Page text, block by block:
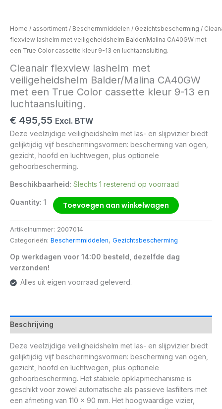
Home / assortiment / Beschermmiddelen / Gezichtsbescherming /
flexview lashelm met veiligeheidshelm Balder/Malina CA40GW met
een True Color cassette kleur 9-13 en luchtaansluiting.
Cleanair flexview lashelm met
veiligeheidshelm Balder/Malina CA40GW
met een True Color cassette kleur 9-13 en
luchtaansluiting.
€ 495,55 Excl. BTW
Deze veelzijdige veiligheidshelm met las- en slijpvizier biedt
gelijktijdig vijf beschermingsvormen: bescherming van ogen,
gezicht, hoofd en luchtwegen, plus optionele
gehoorbescherming.
Beschikbaarheid: Slechts 1 resterend op voorraad
Quantity: 1 Toevoegen aan winkelwagen
Artikelnummer: 2007014
Categorieën: Beschermmiddelen, Gezichtsbescherming
Op werkdagen voor 14:00 besteld, dezelfde dag
verzonden!
Alles uit eigen voorraad geleverd.
Beschrijving
Deze veelzijdige veiligheidshelm met las- en slijpvizier biedt
gelijktijdig vijf beschermingsvormen: bescherming van ogen,
gezicht, hoofd en luchtwegen, plus optionele
gehoorbescherming. Het stabiele opklapmechanisme is
geschikt voor zowel automatische als passieve lasfilters met
een afmeting van 110 x 90 mm. Het hoogwaardige vizier,